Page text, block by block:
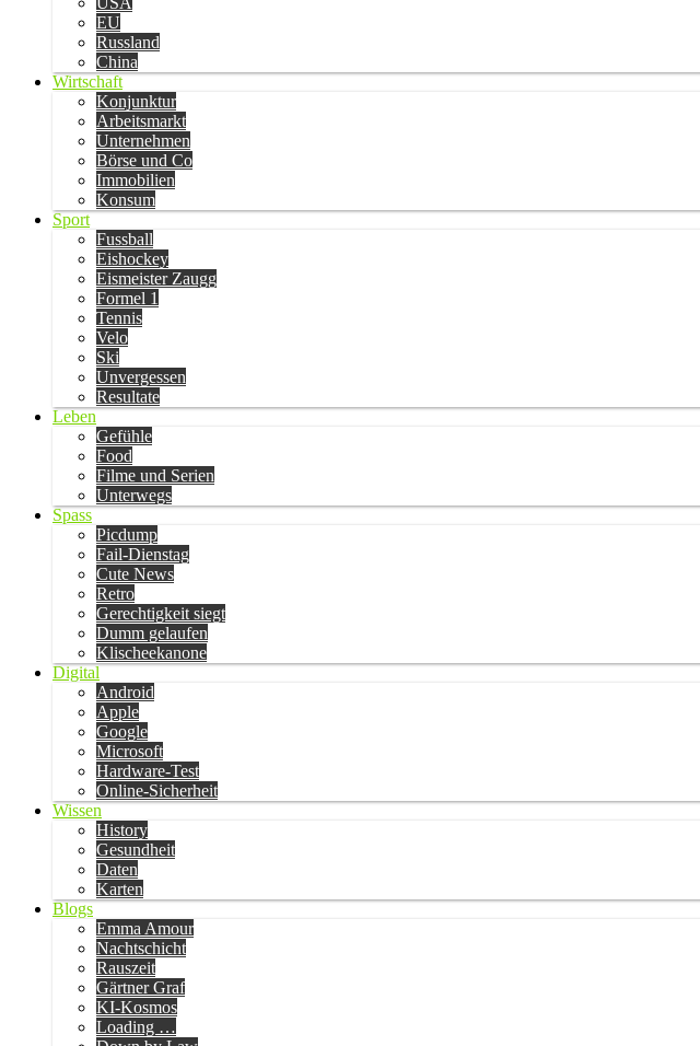
EU
Russland
China
Wirtschaft
Konjunktur
Arbeitsmarkt
Unternehmen
Börse und Co
Immobilien
Konsum
Sport
Fussball
Eishockey
Eismeister Zaugg
Formel 1
Tennis
Velo
Ski
Unvergessen
Resultate
Leben
Gefühle
Food
Filme und Serien
Unterwegs
Spass
Picdump
Fail-Dienstag
Cute News
Retro
Gerechtigkeit siegt
Dumm gelaufen
Klischeekanone
Digital
Android
Apple
Google
Microsoft
Hardware-Test
Online-Sicherheit
Wissen
History
Gesundheit
Daten
Karten
Blogs
Emma Amour
Nachtschicht
Rauszeit
Gärtner Graf
KI-Kosmos
Loading …